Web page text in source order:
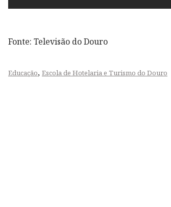
Fonte: Televisão do Douro
Educação, Escola de Hotelaria e Turismo do Douro